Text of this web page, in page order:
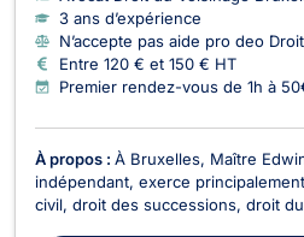
3 ans d’expérience
N’accepte pas aide pro deo
Entre 120 € et 150 € HT
Premier rendez-vous de 1h à
À propos : À Bruxelles, Maître
indépendant, exerce
civil, droit des successions, droit